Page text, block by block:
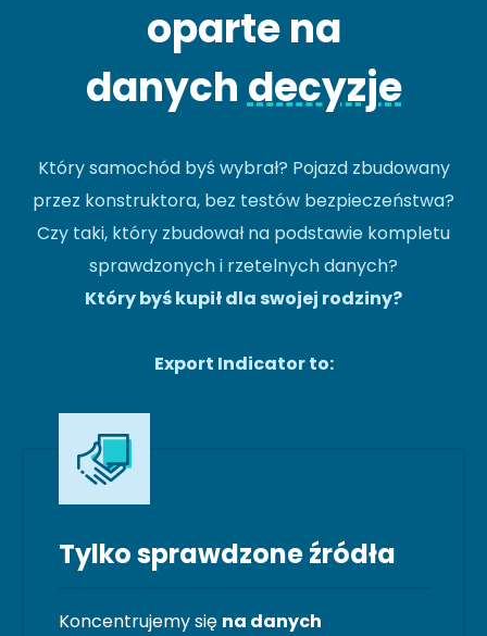
oparte na
danychdecyzje
Który samochód byś wybrał? Pojazd zbudowany
przez konstruktora, bez testów bezpieczeństwa?
Czy taki, który zbudował na podstawie kompletu
sprawdzonych i rzetelnych danych?
Który byś kupił dla swojej rodziny?
Export Indicator to:
Tylko sprawdzone źródła
Koncentrujemy się na danych